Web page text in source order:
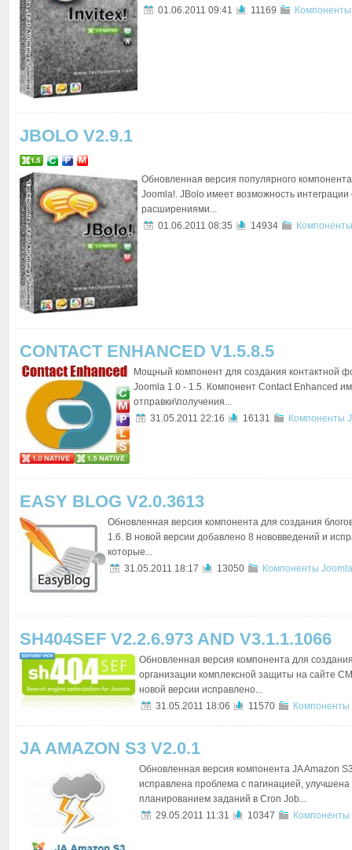
01.06.2011 09:41
11169
JBOLO V2.9.1
Обновленная версия популярного
Joomla!. JBolo имеет возможность
расширениями...
01.06.2011 08:35
14934
CONTACT ENHANCED V1.5.8.5
Мощный компонент для создания контактной
Joomla 1.0 - 1.5. Компонент Contact Enhanced
отправки\получения...
31.05.2011 22:16
16131 Компоненты
EASY BLOG V2.0.3613
Обновленная версия компонента для создания
1.6. В новой версии добавлено 8 нововведений и
которые...
31.05.2011 18:17
13050 Компоненты
SH404SEF V2.2.6.973 AND V3.1.1.1066
Обновленная версия компонента для
организации комплексной защиты на сайте
новой версии исправлено...
31.05.2011 18:06
11570 Компоненты
JA AMAZON S3 V2.0.1
Обновленная версия компонента JA Amazon
исправлена проблема с пагинацией, улучшена
планированием заданий в Cron Job...
29.05.2011 11:31
10347 Компоненты